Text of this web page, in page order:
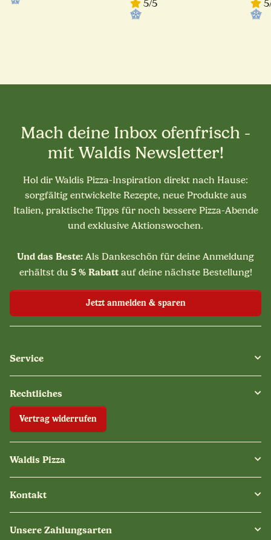
5/5
Mach deine Inbox ofenfrisch -
mit Waldis Newsletter!
Hol dir Waldis Pizza-Inspiration direkt nach Hause:
sorgfältig entwickelte Rezepte, neue Produkte aus
Italien, praktische Tipps für noch bessere Pizza-Abende
und exklusive Aktionswochen.
Und das Beste: Als Dankeschön für deine Anmeldung
erhältst du 5 % Rabattauf deine nächste Bestellung!
Jetzt anmelden & sparen
Service
Rechtliches
Vertrag widerrufen
Waldis Pizza
Kontakt
Unsere Zahlungsarten